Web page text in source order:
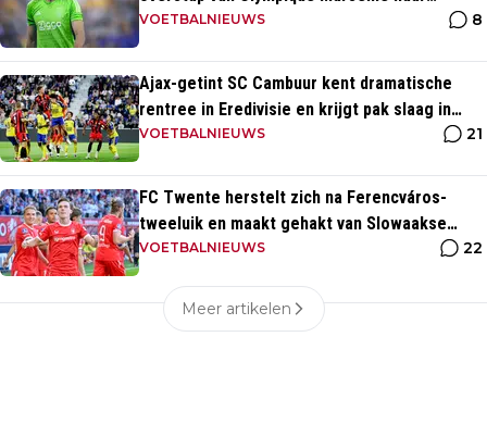
Manchester City'
VOETBALNIEUWS 8
Ajax-getint SC Cambuur kent dramatische
rentree in Eredivisie en krijgt pak slaag in
eigen huis
VOETBALNIEUWS 21
FC Twente herstelt zich na Ferencváros-
tweeluik en maakt gehakt van Slowaakse
opponent
VOETBALNIEUWS 22
Meer artikelen